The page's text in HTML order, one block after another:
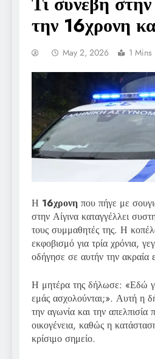
την 16χρονη
May 2, 2026 1 Mins
Η 16χρονη που πήγε με
στην Αίγινα καταγγέλλει
τους συμμαθητές της. Η
εκφοβισμό για τρία χρόνια,
οδήγησε σε αυτήν την ακραία
Η μητέρα της δήλωσε: «Εδώ
εμάς ασχολούνται;». Αυτή η
την αγωνία και την απελπισία
οικογένεια, καθώς η
κρίσιμο σημείο.